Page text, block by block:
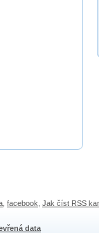
facebook Jak číst RSS
data